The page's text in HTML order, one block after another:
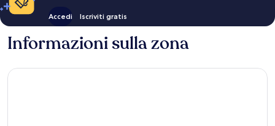
Accedi Iscriviti gratis
Informazioni sulla zona